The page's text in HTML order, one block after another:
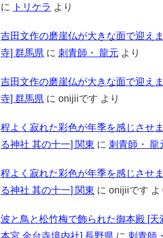
に
トリケラ より
吉田文作の磨崖仏が大きな面で迎え
寺] 群馬県 に 刺青師・ 龍元 より
吉田文作の磨崖仏が大きな面で迎え
寺] 群馬県 に onijiiです より
程よく寂れた彩色が年季を感じさせ
る神社 其の十一] 関東 に 刺青師・ 龍
程よく寂れた彩色が年季を感じさせ
る神社 其の十一] 関東 に onijiiです よ
波と鳥と松竹梅で飾られた御本殿 [天
本宮 金台寺境内社] 長野県 に 刺青師